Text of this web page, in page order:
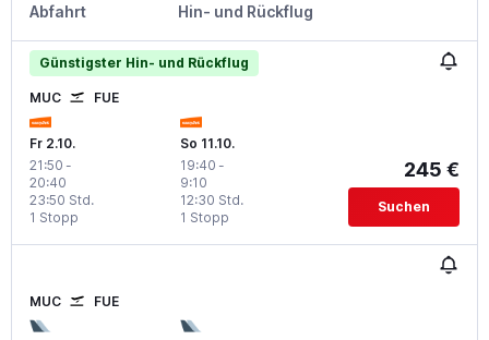
Abfahrt Hin- und Rückflug
Günstigster Hin- und Rückflug
MUC FUE
Fr 2.10.
21:50 -
20:40
1 Stopp
23:50 Std.
So 11.10.
19:40 -
9:10
1 Stopp
12:30 Std.
245 €
Suchen
MUC FUE